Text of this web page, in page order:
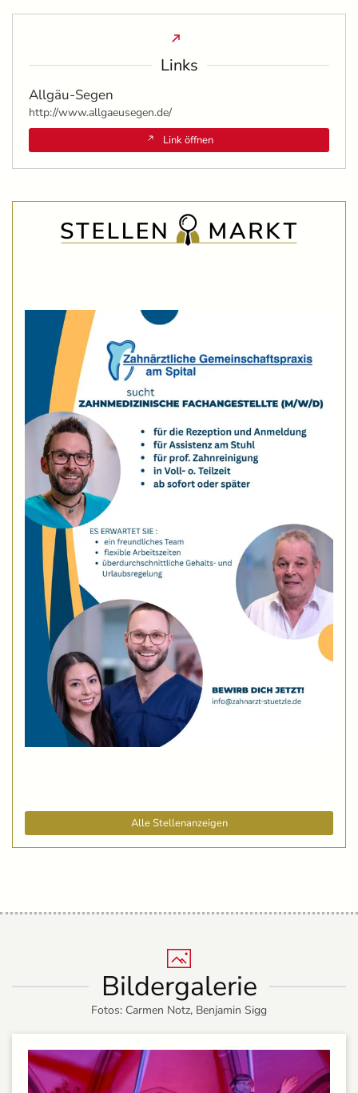
Links
Allgäu-Segen
http://www.allgaeusegen.de/
Link öffnen
Alle Stellenanzeigen
Bildergalerie
Fotos: Carmen Notz, Benjamin Sigg